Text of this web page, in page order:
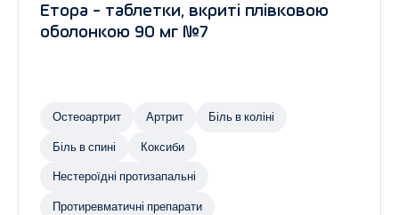
Етора - таблетки, вкриті плівковою
оболонкою 90 мг №7
Остеоартрит Артрит Біль в коліні
Біль в спині Коксиби
Нестероїдні протизапальні
Протиревматичні препарати